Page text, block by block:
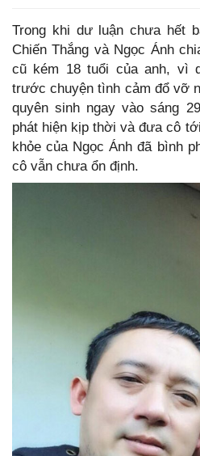
Trong khi dư luận chưa hết
Chiến Thắng và Ngọc Ánh
cũ kém 18 tuổi của anh, vì
trước chuyện tình cảm đổ vỡ
quyên sinh ngay vào sáng
phát hiện kịp thời và đưa cô
khỏe của Ngọc Ánh đã bình
cô vẫn chưa ổn định.